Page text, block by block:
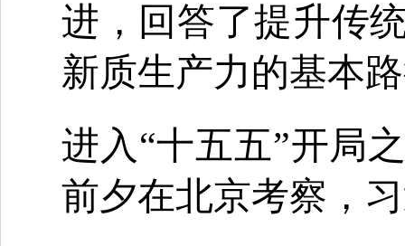
进，回答了提升传
新质生产力的基本
进入“十五五”开局
前夕在北京考察，